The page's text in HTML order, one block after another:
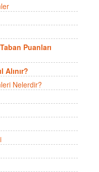
Puanları
Alınır?
Nelerdir?